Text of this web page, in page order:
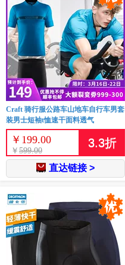
Craft 骑行服公路车山地车自行车男套
装男士短袖t恤速干面料透气
￥ 199.00
￥ 599.00
3.3折
直达链接 >